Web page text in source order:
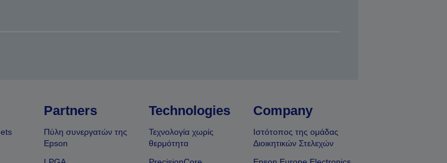
Partners
Πύλη συνεργατών της
Epson
Technologies
Τεχνολογία χωρίς
θερμότητα
Company
Ιστότοπος της ομάδας
Διοικητικών Στελεχών